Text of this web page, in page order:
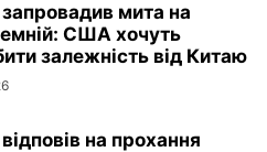
мита на
США хочуть
залежність від Китаю
на прохання